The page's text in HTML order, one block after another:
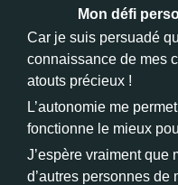
Mon défi
Car je suis persuadé
connaissance de mes
atouts précieux !
L’autonomie me
fonctionne le mieux
J’espère vraiment que
d’autres personnes de